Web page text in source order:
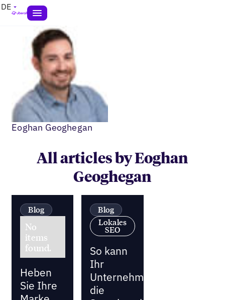
DE
Eoghan Geoghegan
All articles by Eoghan
Geoghegan
Blog
No
items
found.
Heben
Sie Ihre
Blog
Lokales
SEO
So kann
Ihr
Unternehmen
die